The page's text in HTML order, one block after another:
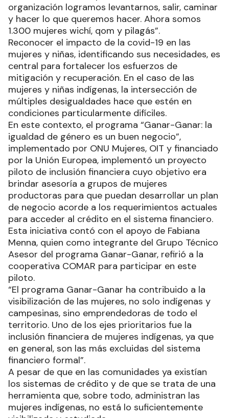
organización logramos levantarnos, salir, caminar
y hacer lo que queremos hacer. Ahora somos
1.300 mujeres wichí, qom y pilagás”.
Reconocer el impacto de la covid-19 en las
mujeres y niñas, identificando sus necesidades, es
central para fortalecer los esfuerzos de
mitigación y recuperación. En el caso de las
mujeres y niñas indígenas, la intersección de
múltiples desigualdades hace que estén en
condiciones particularmente difíciles.
En este contexto, el programa “Ganar-Ganar: la
igualdad de género es un buen negocio”,
implementado por ONU Mujeres, OIT y financiado
por la Unión Europea, implementó un proyecto
piloto de inclusión financiera cuyo objetivo era
brindar asesoría a grupos de mujeres
productoras para que puedan desarrollar un plan
de negocio acorde a los requerimientos actuales
para acceder al crédito en el sistema financiero.
Esta iniciativa contó con el apoyo de Fabiana
Menna, quien como integrante del Grupo Técnico
Asesor del programa Ganar-Ganar, refirió a la
cooperativa COMAR para participar en este
piloto.
“El programa Ganar-Ganar ha contribuido a la
visibilización de las mujeres, no solo indígenas y
campesinas, sino emprendedoras de todo el
territorio. Uno de los ejes prioritarios fue la
inclusión financiera de mujeres indígenas, ya que
en general, son las más excluidas del sistema
financiero formal”.
A pesar de que en las comunidades ya existían
los sistemas de crédito y de que se trata de una
herramienta que, sobre todo, administran las
mujeres indígenas, no está lo suficientemente